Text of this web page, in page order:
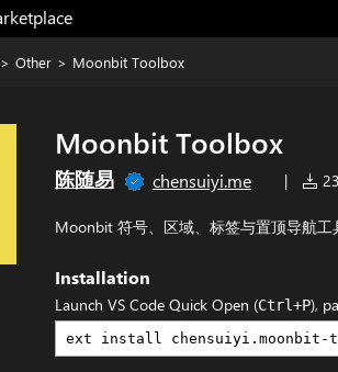
> Other > Moonbit Toolbox
Moonbit Toolbox
陈随易 chensuiyi.me |
Moonbit 符号、区域、标签与置顶导航工
Installation
Launch VS Code Quick Open (Ctrl+P),